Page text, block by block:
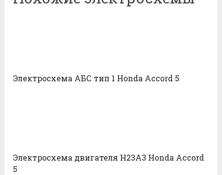
Электросхема АБС тип 1 Honda Accord 5
Электросхема двигателя H23A3 Honda Accord
5